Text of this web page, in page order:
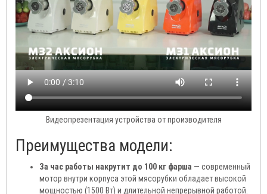
Видеопрезентация устройства от производителя
Преимущества модели:
За час работы накрутит до 100 кг фарша — современный
мотор внутри корпуса этой мясорубки обладает высокой
мощностью (1500 Вт) и длительной непрерывной работой.